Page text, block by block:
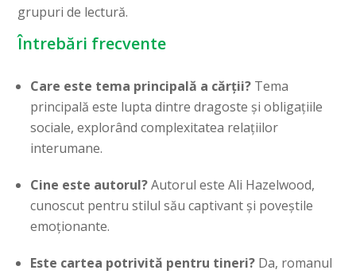
grupuri de lectură.
Întrebări frecvente
Care este tema principală a cărții? Tema
principală este lupta dintre dragoste și obligațiile
sociale, explorând complexitatea relațiilor
interumane.
Cine este autorul?Autorul este Ali Hazelwood,
cunoscut pentru stilul său captivant și poveștile
emoționante.
Este cartea potrivită pentru tineri? Da, romanul